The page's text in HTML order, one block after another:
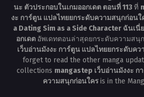
นะ ตัวประกอบในเกมออกเดต ตอนที่ 113ที่
งะ การ์ตูน แปลไทยยกระดับความสนุกก่อนใ
a Dating Sim as a Side Character ฉันเนี่
อกเดต อัพเดทตอนล่าสุดยกระดับความสนุ
เว็บอ่านมังงะ การ์ตูน แปลไทยยกระดับค
forget to read the other manga
collections mangastep เว็บอ่านมังงะ
ความสนุกก่อนใครis in the